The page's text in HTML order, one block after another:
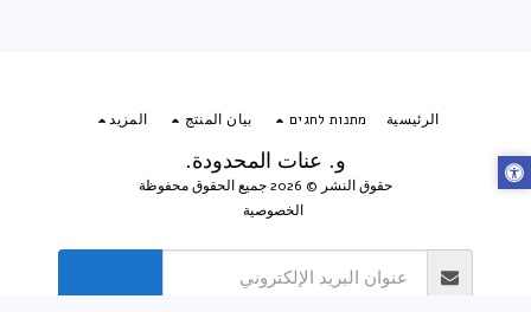
و. عنات المحدودة.
حقوق النشر © 2026 جميع الحقوق محفوظة
الخصوصية
الرئيسية מתנות לחגים بيان المنتج المزيد